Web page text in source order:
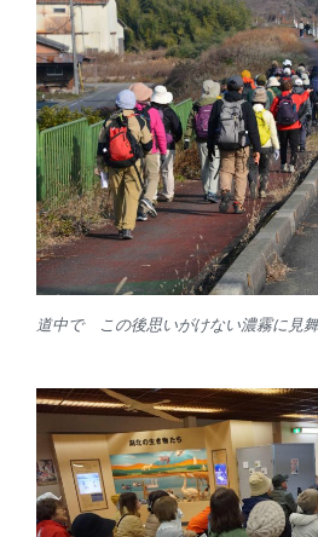
道中で この後思いがけない濃霧に見